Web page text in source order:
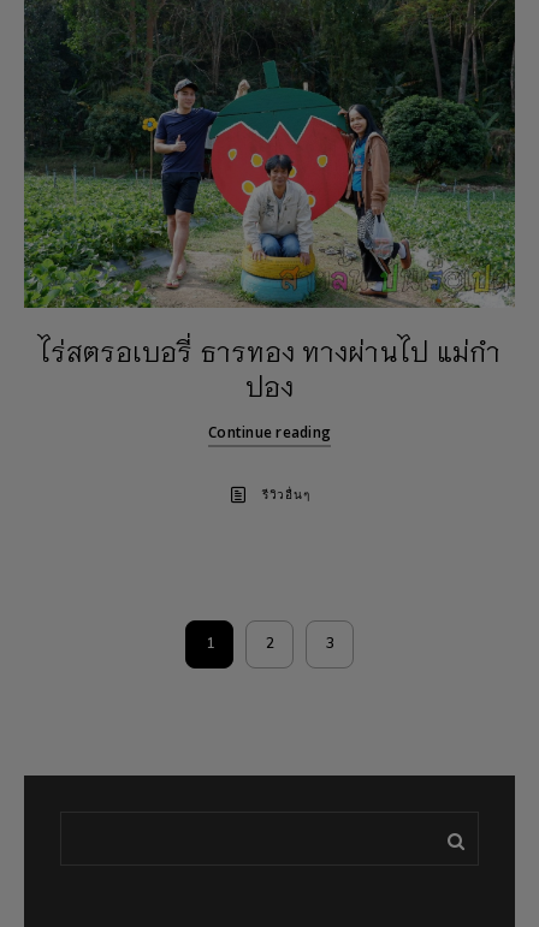
ไร่สตรอเบอรี่ ธารทอง ทางผ่านไป แม่กำ
ปอง
Continue reading
รีวิวอื่นๆ
1 2 3